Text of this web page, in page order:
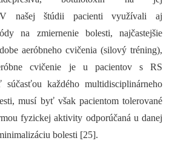
našej štúdii pacienti využívali aj
na zmiernenie bolesti, najčastejšie
aeróbneho cvičenia (silový tréning),
cvičenie je u pacientov s RS
každého multidisciplinárneho
musí byť však pacientom tolerované
fyzickej aktivity odporúčaná u danej
bolesti [25].